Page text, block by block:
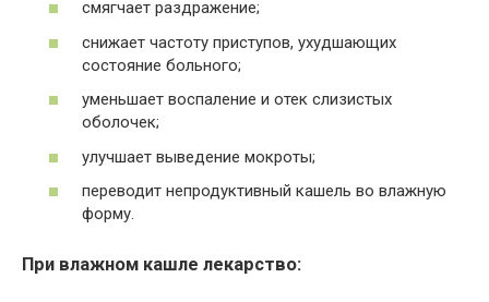
смягчает раздражение;
снижает частоту приступов, ухудшающих
состояние больного;
уменьшает воспаление и отек слизистых
оболочек;
улучшает выведение мокроты;
переводит непродуктивный кашель во влажную
форму.
При влажном кашле лекарство: